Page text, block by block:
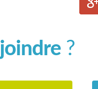
joindre ?